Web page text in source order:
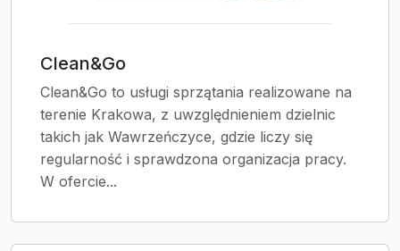
Clean&Go
Clean&Go to usługi sprzątania realizowane na
terenie Krakowa, z uwzględnieniem dzielnic
takich jak Wawrzeńczyce, gdzie liczy się
regularność i sprawdzona organizacja pracy.
W ofercie...